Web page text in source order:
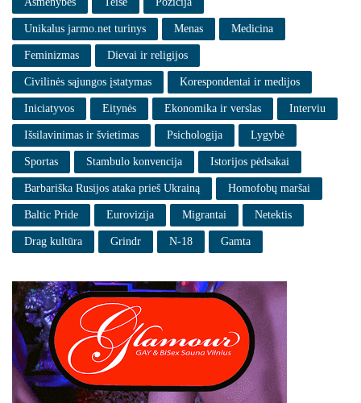
Unikalus jarmo.net turinys Menas Medicina
Feminizmas Dievai ir religijos
Civilinės sąjungos įstatymas Korespondentai ir medijos
Iniciatyvos Eitynės Ekonomika ir verslas Interviu
Išsilavinimas ir švietimas Psichologija Lygybė
Sportas Stambulo konvencija Istorijos pėdsakai
Barbariška Rusijos ataka prieš Ukrainą Homofobų maršai
Baltic Pride Eurovizija Migrantai Netektis
Drag kultūra Grindr N-18 Gamta